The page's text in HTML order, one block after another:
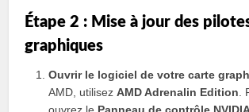
Étape 2 : Mise à jour des
graphiques
Ouvrir le logiciel de votre carte
AMD, utilisezAMD Adrenalin Edition